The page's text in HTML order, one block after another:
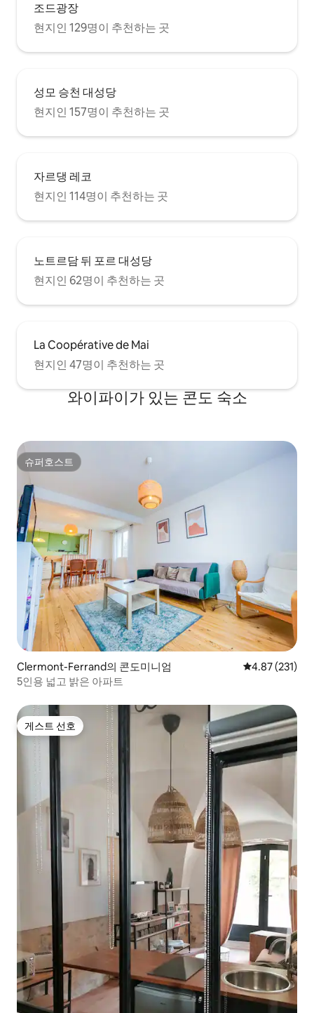
조드광장
현지인 129명이 추천하는 곳
성모 승천 대성당
현지인 157명이 추천하는 곳
자르댕 레코
현지인 114명이 추천하는 곳
노트르담 뒤 포르 대성당
현지인 62명이 추천하는 곳
La Coopérative de Mai
현지인 47명이 추천하는 곳
와이파이가 있는 콘도 숙소
슈퍼호스트
슈퍼호스트
Clermont-Ferrand의 콘도미니엄 평점 4.87점(5
4.87 (231)
5인용 넓고 밝은 아파트
게스트 선호
게스트 선호